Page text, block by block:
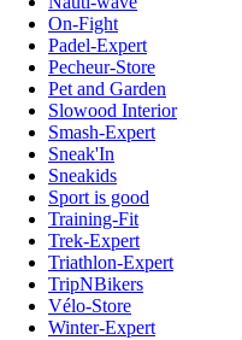
On-Fight
Padel-Expert
Pecheur-Store
Pet and Garden
Slowood Interior
Smash-Expert
Sneak'In
Sneakids
Sport is good
Training-Fit
Trek-Expert
Triathlon-Expert
TripNBikers
Vélo-Store
Winter-Expert